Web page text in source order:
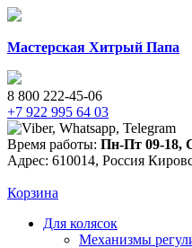
Мастерская Хитрый Папа
8 800 222-45-06
+7 922 995 64 03
Время работы: Пн-Пт 09-18,
Адрес: 610014, Россия
Корзина
Для колясок
Механизмы